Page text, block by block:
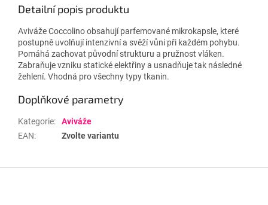
Detailní popis produktu
Aviváže Coccolino obsahují parfemované mikrokapsle, které
postupně uvolňují intenzivní a svěží vůni při každém pohybu.
Pomáhá zachovat původní strukturu a pružnost vláken.
Zabraňuje vzniku statické elektřiny a usnadňuje tak následné
žehlení. Vhodná pro všechny typy tkanin.
Doplňkové parametry
Kategorie:
Aviváže
EAN: Zvolte variantu